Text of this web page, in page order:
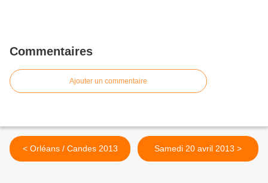
Commentaires
Ajouter un commentaire
< Orléans / Candes 2013 Samedi 20 avril 2013 >